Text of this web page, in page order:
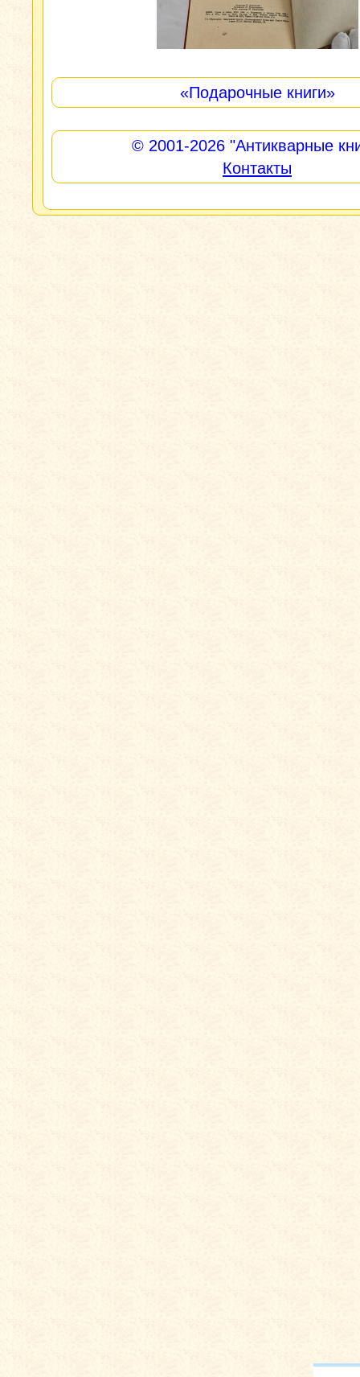
«Подарочные книги»
© 2001-2026 "Антикварные
Контакты